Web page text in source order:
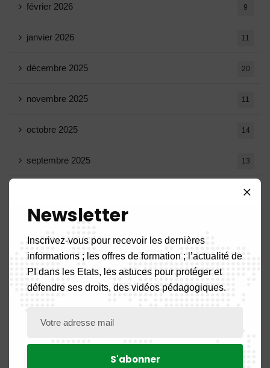
février 2026 9
janvier 2026 11
décembre 2025 20
novembre 2025 11
octobre 2025 14
septembre 2025 13
14
juillet 2025
juin 2025 13
mai 2025
mars 2025 15
Newsletter
Inscrivez-vous pour recevoir les dernières
informations ; les offres de formation ; l’actualité de
PI dans les Etats, les astuces pour protéger et
défendre ses droits, des vidéos pédagogiques.